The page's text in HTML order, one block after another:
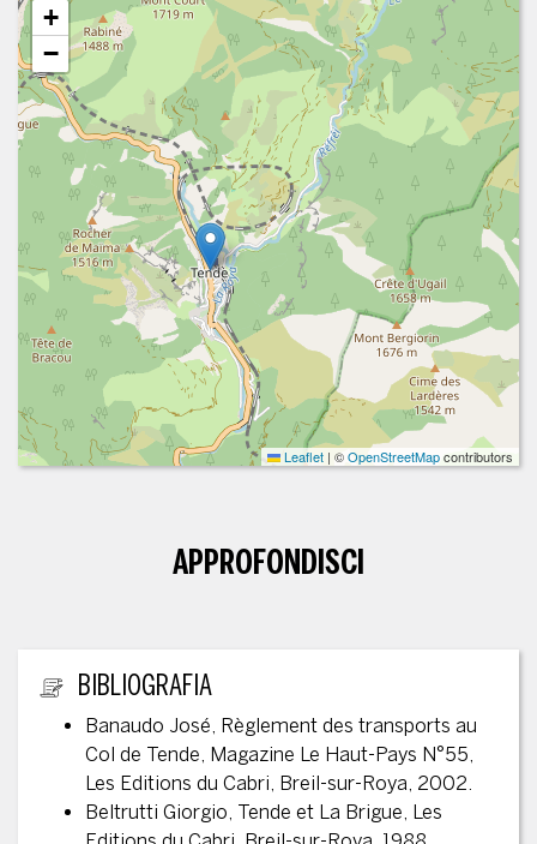
+
−
Leaflet | ©OpenStreetMapcontributors
APPROFONDISCI
ULTERIORI INFORMAZIONI
BIBLIOGRAFIA
Banaudo José, Règlement des transports au
Col de Tende, Magazine Le Haut-Pays N°55,
Les Editions du Cabri, Breil-sur-Roya, 2002.
Beltrutti Giorgio, Tende et La Brigue, Les